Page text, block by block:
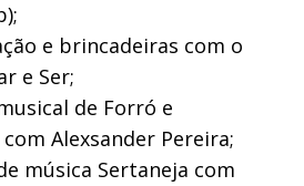
e brincadeiras com o
e Ser;
de Forró e
Alexsander Pereira;
música Sertaneja com